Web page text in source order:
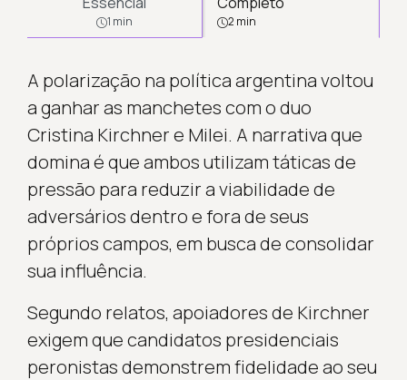
1 min 2 min
A polarização na política argentina voltou
a ganhar as manchetes com o duo
Cristina Kirchner e Milei. A narrativa que
domina é que ambos utilizam táticas de
pressão para reduzir a viabilidade de
adversários dentro e fora de seus
próprios campos, em busca de consolidar
sua influência.
Segundo relatos, apoiadores de Kirchner
exigem que candidatos presidenciais
peronistas demonstrem fidelidade ao seu